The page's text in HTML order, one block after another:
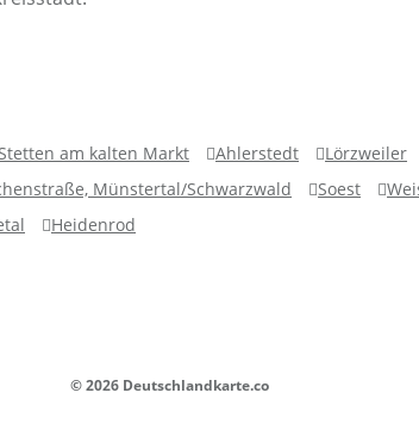
Stetten am kalten Markt Ahlerstedt Lörzweiler
Münstertal/Schwarzwald Soest
Heidenrod
© 2026 Deutschlandkarte.co